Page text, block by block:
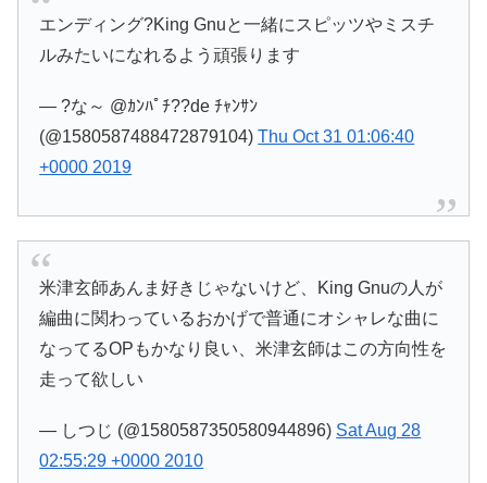
エンディング?King Gnuと一緒にスピッツやミスチ
ルみたいになれるよう頑張ります
— ?な～ @ｶﾝﾊﾟﾁ??de ﾁｬﾝｻﾝ
(@1580587488472879104)Thu Oct 31 01:06:40
+0000 2019
米津玄師あんま好きじゃないけど、King Gnuの人が
編曲に関わっているおかげで普通にオシャレな曲に
なってるOPもかなり良い、米津玄師はこの方向性を
走って欲しい
— しつじ (@1580587350580944896) Sat Aug 28
02:55:29 +0000 2010